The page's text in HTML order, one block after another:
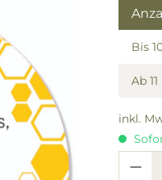
Bis
Ab 11
inkl.